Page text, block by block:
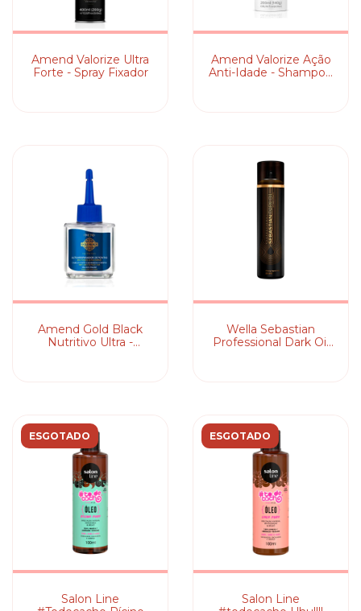
Amend Valorize Ultra
Forte - Spray Fixador
Amend Valorize Ação
Anti-Idade - Shampoo
Amend Gold Black
Nutritivo Ultra -
Wella Sebastian
Professional Dark Oil
ESGOTADO
Salon Line
ESGOTADO
Salon Line